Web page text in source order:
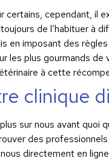
certains, cependant, il
de l’habituer à
en imposant des
les plus gourmands
à cette
clinique
sur nous avant
des
directement en